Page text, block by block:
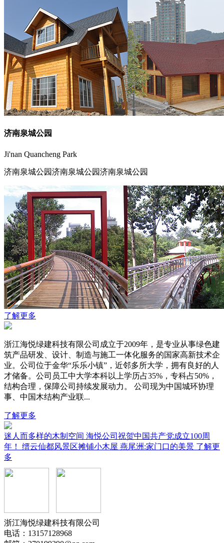
济南泉城公园
Ji'nan Quancheng Park
济南泉城公园济南泉城公园济南泉城公园
了解更多
浙江海悦绿建科技有限公司成立于2009年，是专业从事绿色建
筑产品研发、设计、制造与施工一体化服务的国家高新技术企
业。公司位于金华“乐乐小镇”，近邻多所大学，拥有良好的人
才储备。公司员工中大学本科以上学历占35%，专科占50%，
结构合理，保障公司持续发展动力。 公司现为中国城环协理
事、中国木结构产业联...
了解更多
迷人而多样的木制空间 海悦公司祝贺中国共产党成立100周
年！ 缙云仙都风景区摊铺小木屋 燕尾洲:家门口的美景 了解更
多
浙江海悦绿建科技有限公司
电话：13157128968